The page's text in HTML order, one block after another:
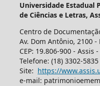
Universidade Estadual
de Ciências e Letras,
Centro de
Av. Dom Antônio, 2100
CEP: 19.806-900 - Assis
Telefone: (18) 3302-5835
Site: https://
e-mail: